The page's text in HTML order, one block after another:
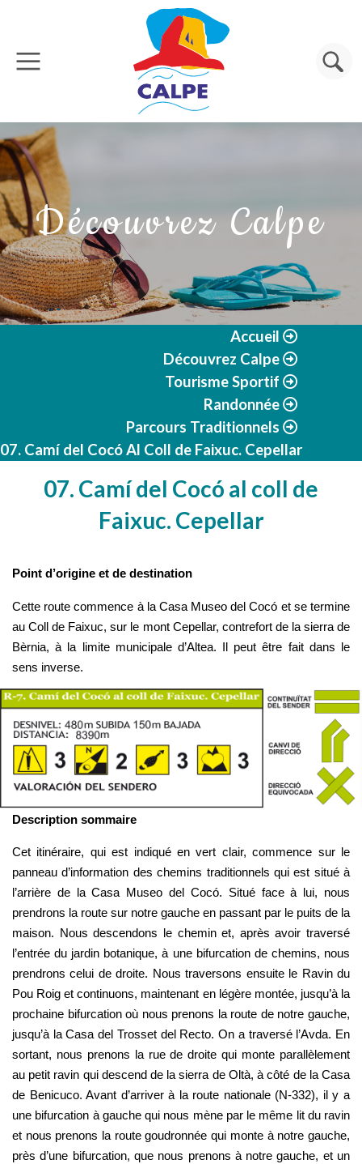
Aller au contenu principal
Rechercher
Découvrez Calpe
Accueil
Découvrez Calpe
Tourisme Sportif
Randonnée
Parcours Traditionnels
07. Camí del Cocó Al Coll de Faixuc. Cepellar
07. Camí del Cocó al coll de
Faixuc. Cepellar
Point d’origine et de destination
Cette route commence à la Casa Museo del Cocó et se termine
au Coll de Faixuc, sur le mont Cepellar, contrefort de la sierra de
Bèrnia, à la limite municipale d’Altea. Il peut être fait dans le
sens inverse.
Description sommaire
Cet itinéraire, qui est indiqué en vert clair, commence sur le
panneau d’information des chemins traditionnels qui est situé à
l’arrière de la Casa Museo del Cocó. Situé face à lui, nous
prendrons la route sur notre gauche en passant par le puits de la
maison. Nous descendons le chemin et, après avoir traversé
l’entrée du jardin botanique, à une bifurcation de chemins, nous
prendrons celui de droite. Nous traversons ensuite le Ravin du
Pou Roig et continuons, maintenant en légère montée, jusqu’à la
prochaine bifurcation où nous prenons la route de notre gauche,
jusqu’à la Casa del Trosset del Recto. On a traversé l’Avda. En
sortant, nous prenons la rue de droite qui monte parallèlement
au petit ravin qui descend de la sierra de Oltà, à côté de la Casa
de Benicuco. Avant d’arriver à la route nationale (N-332), il y a
une bifurcation à gauche qui nous mène par le même lit du ravin
et nous prenons la route goudronnée qui monte à notre gauche,
près d’une bifurcation, que nous prenons à notre gauche, et un